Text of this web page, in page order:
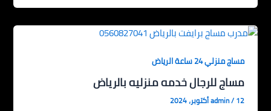
مساج منزلي 24 ساعة الرياض
مساج للرجال خدمه منزليه بالرياض
admin/12 أكتوبر، 2024